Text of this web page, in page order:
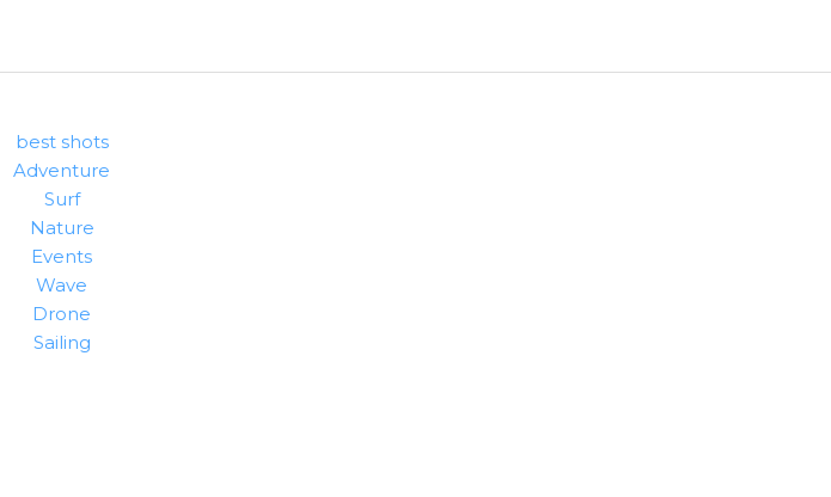
best shots
Adventure
Surf
Nature
Events
Wave
Drone
Sailing